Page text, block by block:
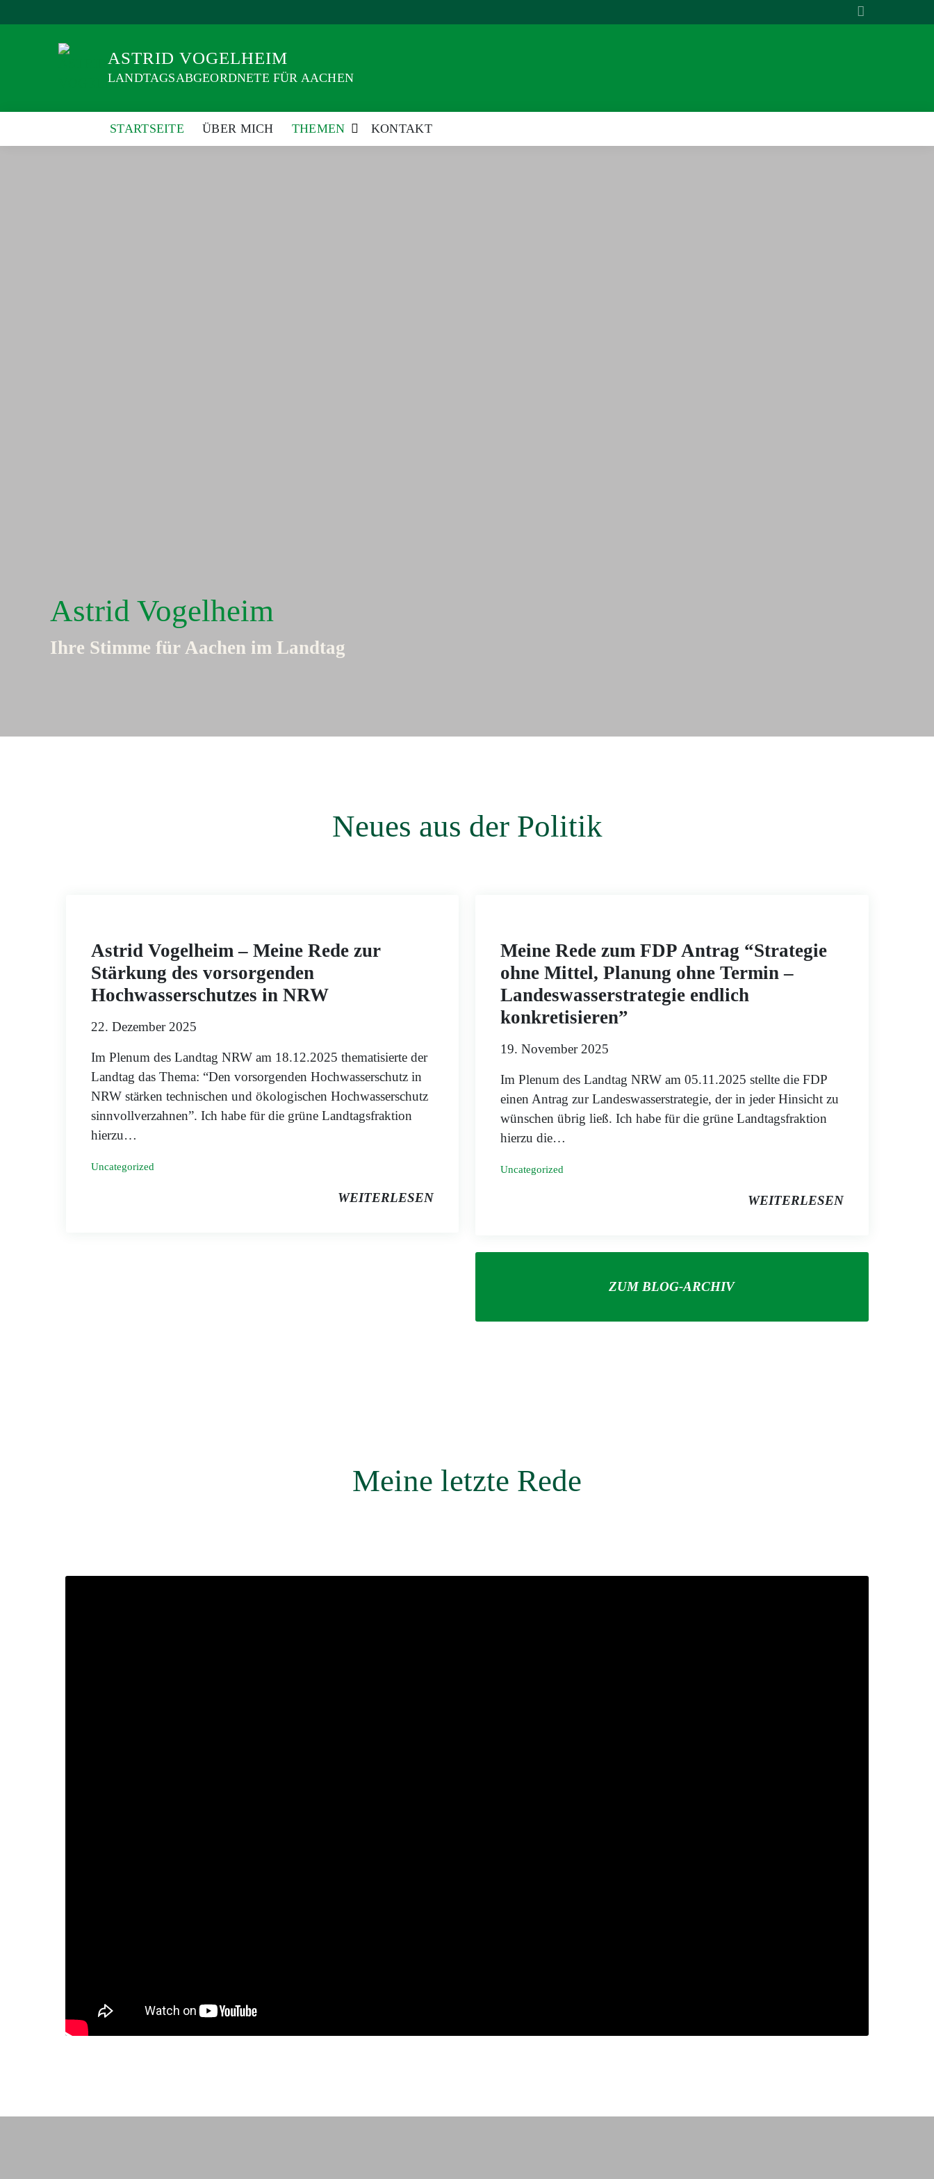
zum
ASTRID VOGELHEIM
LANDTAGSABGEORDNETE FÜR AACHEN
STARTSEITE ÜBER MICH THEMEN KONTAKT
Astrid Vogelheim
Ihre Stimme für Aachen im Landtag
Neues aus der Politik
Astrid Vogelheim – Meine Rede zur
Stärkung des vorsorgenden
Hochwasserschutzes in NRW
22. Dezember 2025
Im Plenum des Landtag NRW am 18.12.2025 thematisierte der
Landtag das Thema: “Den vorsorgenden Hochwasserschutz in
NRW stärken technischen und ökologischen Hochwasserschutz
sinnvollverzahnen”. Ich habe für die grüne Landtagsfraktion
hierzu…
Uncategorized
WEITERLESEN
Meine Rede zum FDP Antrag “Strategie
ohne Mittel, Planung ohne Termin –
Landeswasserstrategie endlich
konkretisieren”
19. November 2025
Im Plenum des Landtag NRW am 05.11.2025 stellte die FDP
einen Antrag zur Landeswasserstrategie, der in jeder Hinsicht zu
wünschen übrig ließ. Ich habe für die grüne Landtagsfraktion
hierzu die…
Uncategorized
WEITERLESEN
ZUM BLOG-ARCHIV
Meine letzte Rede